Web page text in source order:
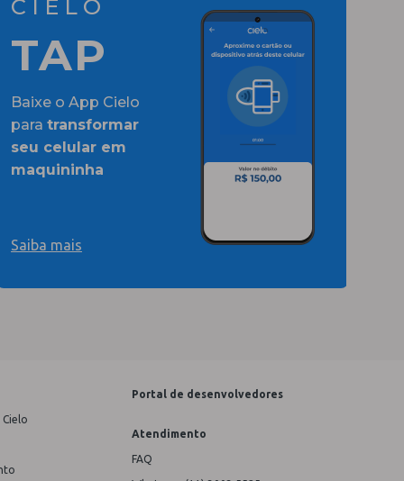
CIELO
TAP
Baixe o App Cielo
paratransformar
seu celular em
maquininha
Saiba mais
Cielo
Portal de desenvolvedores
Atendimento
FAQ